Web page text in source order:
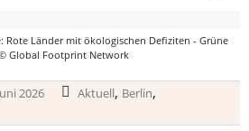
Rote Länder mit ökologischen Defiziten - Grüne
Global Footprint Network
2026 Aktuell, Berlin,